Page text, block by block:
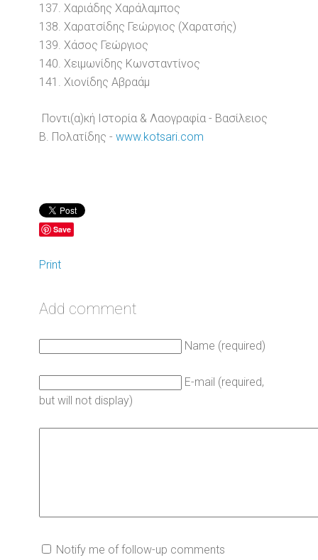
137. Χαριάδης Χαράλαμπος
138. Χαρατσίδης Γεώργιος (Χαρατσής)
139. Χάσος Γεώργιος
140. Χειμωνίδης Κωνσταντίνος
141. Χιονίδης Αβραάμ
Ποντι(α)κή Ιστορία & Λαογραφία - Βασίλειος
Β. Πολατίδης - www.kotsari.com
Save
Print
Add comment
Name (required)
E-mail (required,
but will not display)
Notify me of follow-up comments